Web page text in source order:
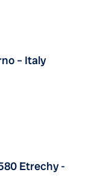
– Italy
Etrechy -